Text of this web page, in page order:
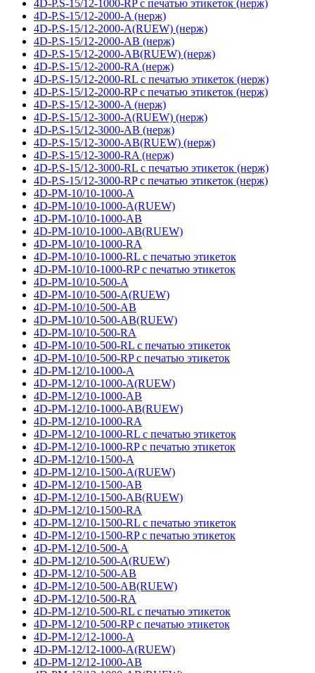
4D-P.S-15/12-1000-RP с печатью этикеток (нерж)
4D-P.S-15/12-2000-A (нерж)
4D-P.S-15/12-2000-A(RUEW) (нерж)
4D-P.S-15/12-2000-AB (нерж)
4D-P.S-15/12-2000-AB(RUEW) (нерж)
4D-P.S-15/12-2000-RA (нерж)
4D-P.S-15/12-2000-RL с печатью этикеток (нерж)
4D-P.S-15/12-2000-RP с печатью этикеток (нерж)
4D-P.S-15/12-3000-A (нерж)
4D-P.S-15/12-3000-A(RUEW) (нерж)
4D-P.S-15/12-3000-AB (нерж)
4D-P.S-15/12-3000-AB(RUEW) (нерж)
4D-P.S-15/12-3000-RA (нерж)
4D-P.S-15/12-3000-RL с печатью этикеток (нерж)
4D-P.S-15/12-3000-RP с печатью этикеток (нерж)
4D-PM-10/10-1000-A
4D-PM-10/10-1000-A(RUEW)
4D-PM-10/10-1000-AB
4D-PM-10/10-1000-AB(RUEW)
4D-PM-10/10-1000-RA
4D-PM-10/10-1000-RL с печатью этикеток
4D-PM-10/10-1000-RP с печатью этикеток
4D-PM-10/10-500-A
4D-PM-10/10-500-A(RUEW)
4D-PM-10/10-500-AB
4D-PM-10/10-500-AB(RUEW)
4D-PM-10/10-500-RA
4D-PM-10/10-500-RL с печатью этикеток
4D-PM-10/10-500-RP с печатью этикеток
4D-PM-12/10-1000-A
4D-PM-12/10-1000-A(RUEW)
4D-PM-12/10-1000-AB
4D-PM-12/10-1000-AB(RUEW)
4D-PM-12/10-1000-RA
4D-PM-12/10-1000-RL с печатью этикеток
4D-PM-12/10-1000-RP с печатью этикеток
4D-PM-12/10-1500-A
4D-PM-12/10-1500-A(RUEW)
4D-PM-12/10-1500-AB
4D-PM-12/10-1500-AB(RUEW)
4D-PM-12/10-1500-RA
4D-PM-12/10-1500-RL с печатью этикеток
4D-PM-12/10-1500-RP с печатью этикеток
4D-PM-12/10-500-A
4D-PM-12/10-500-A(RUEW)
4D-PM-12/10-500-AB
4D-PM-12/10-500-AB(RUEW)
4D-PM-12/10-500-RA
4D-PM-12/10-500-RL с печатью этикеток
4D-PM-12/10-500-RP с печатью этикеток
4D-PM-12/12-1000-A
4D-PM-12/12-1000-A(RUEW)
4D-PM-12/12-1000-AB